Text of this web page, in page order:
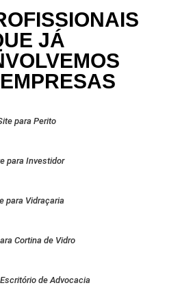
JÁ
para Perito
para Investidor
para Vidraçaria
Cortina de Vidro
de Advocacia